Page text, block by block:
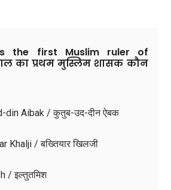
the first Muslim ruler of
का प्रथम मुस्लिम शासक कौन
din Aibak / कुतुब-उद-दीन ऐबक
Khalji / बख्तियार खिलजी
/ इल्तुतमिश